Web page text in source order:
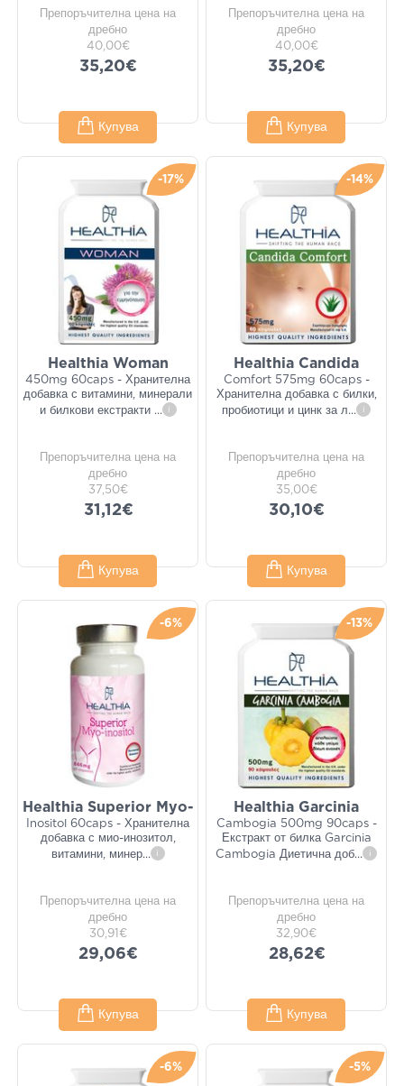
Препоръчителна цена на
дребно
40,00€
35,20€
Купува
Препоръчителна цена на
дребно
40,00€
35,20€
Купува
-17%
Healthia Woman
450mg 60caps - Хранителна
добавка с витамини, минерали
и билкови екстракти ... i
Препоръчителна цена на
дребно
37,50€
31,12€
Купува
-14%
Healthia Candida
Comfort 575mg 60caps -
Хранителна добавка с билки,
пробиотици и цинк за л... i
Препоръчителна цена на
дребно
35,00€
30,10€
Купува
-6%
Healthia Superior Myo-
Inositol 60caps - Хранителна
добавка с мио-инозитол,
витамини, минер... i
Препоръчителна цена на
дребно
30,91€
29,06€
Купува
-13%
Healthia Garcinia
Cambogia 500mg 90caps -
Екстракт от билка Garcinia
Cambogia Диетична доб... i
Препоръчителна цена на
дребно
32,90€
28,62€
Купува
-6% -5%